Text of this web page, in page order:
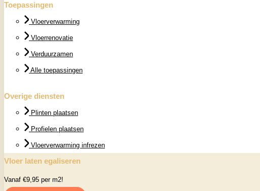
Toepassingen
Vloerverwarming
Vloerrenovatie
Verduurzamen
Alle toepassingen
Overige diensten
Plinten plaatsen
Profielen plaatsen
Vloerverwarming infrezen
Vloer laten egaliseren
Vanaf €9,95 per m2!